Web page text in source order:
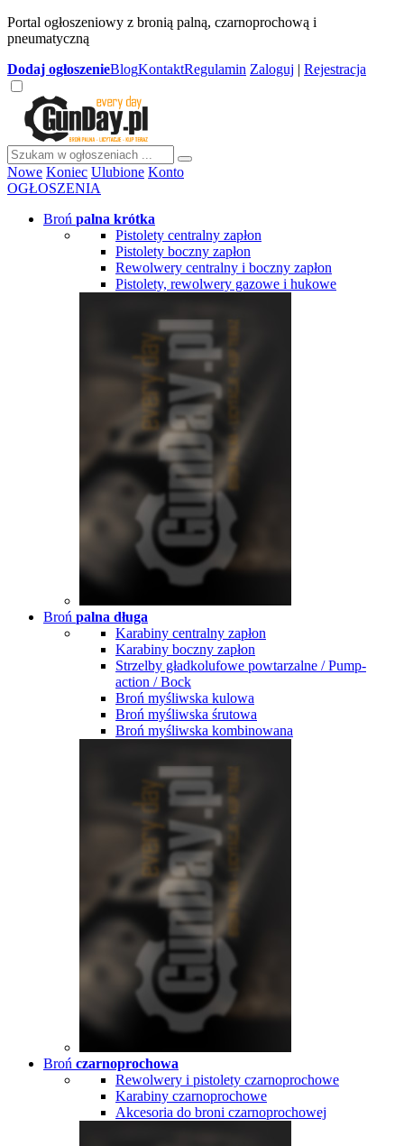
Portal ogłoszeniowy z bronią palną, czarnoprochową i
pneumatyczną
Dodaj ogłoszenieBlogKontaktRegulamin Zaloguj | Rejestracja
Nowe Koniec Ulubione Konto
OGŁOSZENIA
Broń palna krótka
Pistolety centralny zapłon
Pistolety boczny zapłon
Rewolwery centralny i boczny zapłon
Pistolety, rewolwery gazowe i hukowe
Broń palna długa
Karabiny centralny zapłon
Karabiny boczny zapłon
Strzelby gładkolufowe powtarzalne / Pump-
action / Bock
Broń myśliwska kulowa
Broń myśliwska śrutowa
Broń myśliwska kombinowana
Broń czarnoprochowa
Rewolwery i pistolety czarnoprochowe
Karabiny czarnoprochowe
Akcesoria do broni czarnoprochowej